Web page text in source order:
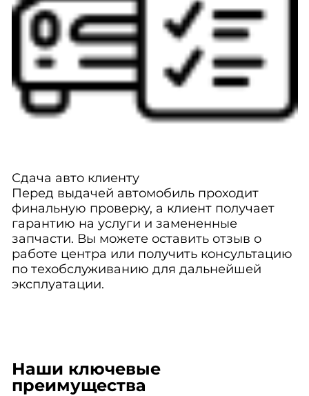
Сдача авто клиенту
Перед выдачей автомобиль проходит
финальную проверку, а клиент получает
гарантию на услуги и замененные
запчасти. Вы можете оставить отзыв о
работе центра или получить консультацию
по техобслуживанию для дальнейшей
эксплуатации.
Наши ключевые
преимущества